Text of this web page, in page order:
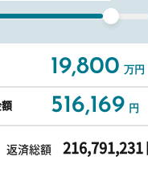
19,800 万円
額 516,169 円
返済総額 216,791,231